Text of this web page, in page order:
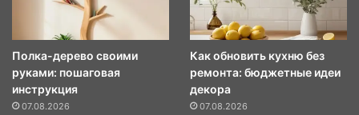
Полка-дерево своими
руками: пошаговая
инструкция
07.08.2026
Как обновить кухню без
ремонта: бюджетные идеи
декора
07.08.2026